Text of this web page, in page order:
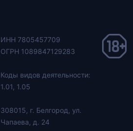
ИНН 7805457709
ОГРН 1089847129283
Коды видов деятельности:
1.01, 1.05
308015, г. Белгород, ул.
Чапаева, д. 24